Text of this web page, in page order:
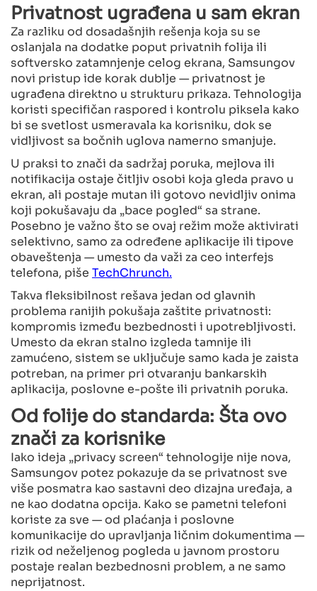
Privatnost ugrađena u sam ekran
Za razliku od dosadašnjih rešenja koja su se
oslanjala na dodatke poput privatnih folija ili
softversko zatamnjenje celog ekrana, Samsungov
novi pristup ide korak dublje — privatnost je
ugrađena direktno u strukturu prikaza. Tehnologija
koristi specifičan raspored i kontrolu piksela kako
bi se svetlost usmeravala ka korisniku, dok se
vidljivost sa bočnih uglova namerno smanjuje.
U praksi to znači da sadržaj poruka, mejlova ili
notifikacija ostaje čitljiv osobi koja gleda pravo u
ekran, ali postaje mutan ili gotovo nevidljiv onima
koji pokušavaju da „bace pogled“ sa strane.
Posebno je važno što se ovaj režim može aktivirati
selektivno, samo za određene aplikacije ili tipove
obaveštenja — umesto da važi za ceo interfejs
telefona, piše TechChrunch.
Takva fleksibilnost rešava jedan od glavnih
problema ranijih pokušaja zaštite privatnosti:
kompromis između bezbednosti i upotrebljivosti.
Umesto da ekran stalno izgleda tamnije ili
zamućeno, sistem se uključuje samo kada je zaista
potreban, na primer pri otvaranju bankarskih
aplikacija, poslovne e-pošte ili privatnih poruka.
Od folije do standarda: Šta ovo
znači za korisnike
Iako ideja „privacy screen“ tehnologije nije nova,
Samsungov potez pokazuje da se privatnost sve
više posmatra kao sastavni deo dizajna uređaja, a
ne kao dodatna opcija. Kako se pametni telefoni
koriste za sve — od plaćanja i poslovne
komunikacije do upravljanja ličnim dokumentima —
rizik od neželjenog pogleda u javnom prostoru
postaje realan bezbednosni problem, a ne samo
neprijatnost.